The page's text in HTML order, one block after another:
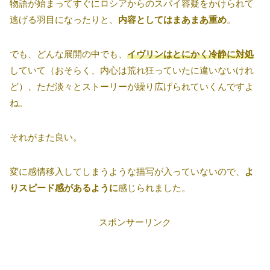
物語が始まってすぐにロシアからのスパイ容疑をかけられて
逃げる羽目になったりと、 内容としてはまあまあ重め。
でも、どんな展開の中でも、 イヴリンはとにかく冷静に対処
していて（おそらく、内心は荒れ狂っていたに違いないけれ
ど）、ただ淡々とストーリーが繰り広げられていくんですよ
ね。
それがまた良い。
変に感情移入してしまうような描写が入っていないので、
よ
りスピード感があるように感じられました。
スポンサーリンク